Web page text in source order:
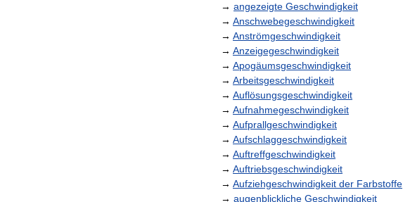
→ angezeigte Geschwindigkeit
→ Anschwebegeschwindigkeit
→ Anströmgeschwindigkeit
→ Anzeigegeschwindigkeit
→ Apogäumsgeschwindigkeit
→ Arbeitsgeschwindigkeit
→ Auflösungsgeschwindigkeit
→ Aufnahmegeschwindigkeit
→ Aufprallgeschwindigkeit
→ Aufschlaggeschwindigkeit
→ Auftreffgeschwindigkeit
→ Auftriebsgeschwindigkeit
→ Aufziehgeschwindigkeit der Farbstoffe
→ augenblickliche Geschwindigkeit